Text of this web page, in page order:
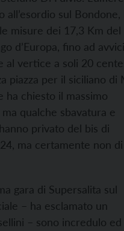
all’esordio sul Bondone,
misure dei 17,3 Km del
d’Europa, fino ad
al vertice a soli 20
piazza per il siciliano di
ha chiesto il massimo
ma qualche sbavatura e
privato del bis di
ma certamente non
gara di Supersalita sul
– ha esclamato un
– sono incredulo ed